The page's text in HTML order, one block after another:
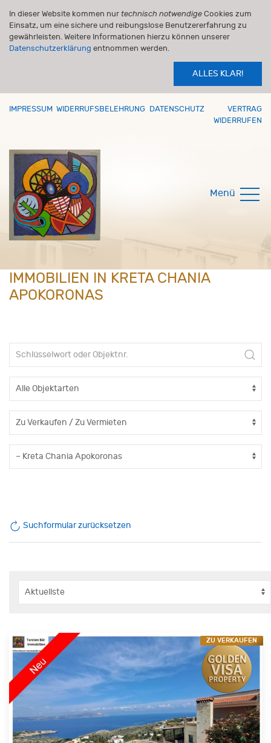
In dieser Website kommen nur technisch notwendige Cookies zum
Einsatz, um eine sichere und reibungslose Benutzererfahrung zu
gewährleisten. Weitere Informationen hierzu können unserer
Datenschutzerklärung entnommen werden.
ALLES KLAR!
IMPRESSUM WIDERRUFSBELEHRUNG DATENSCHUTZ
VERTRAG
WIDERRUFEN
Menü
IMMOBILIEN IN KRETA CHANIA
APOKORONAS
Suchformular zurücksetzen
ZU VERKAUFEN